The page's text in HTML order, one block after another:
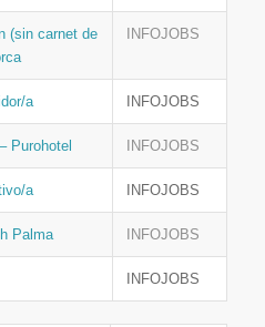
(sin carnet de
INFOJOBS
a INFOJOBS
Purohotel INFOJOBS
a INFOJOBS
Palma INFOJOBS
INFOJOBS